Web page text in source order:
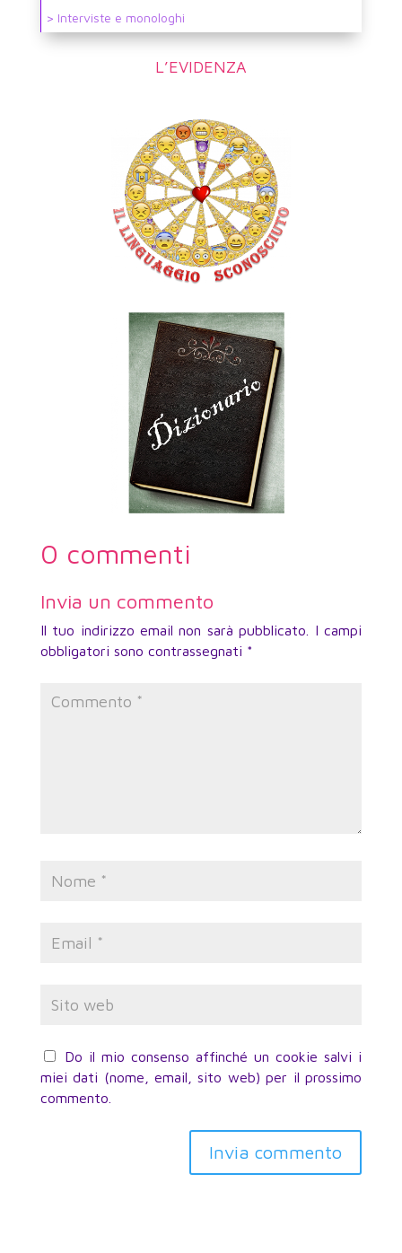
> Interviste e monologhi
L’EVIDENZA
0 commenti
Invia un commento
Il tuo indirizzo email non sarà pubblicato.
I campi
obbligatori sono contrassegnati *
Do il mio consenso affinché un cookie salvi i
miei dati (nome, email, sito web) per il prossimo
commento.
Invia commento